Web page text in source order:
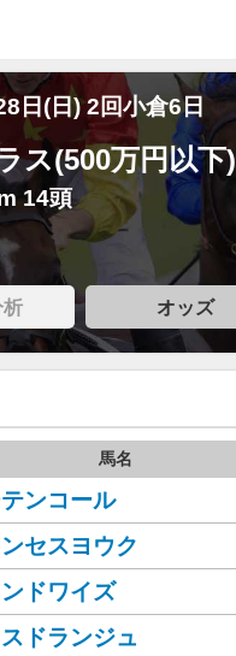
日(日) 2回小倉6日
ス(500万円以下)
14頭
析 オッズ
馬名
ンコール
セスヨウク
ドワイズ
ドランジュ